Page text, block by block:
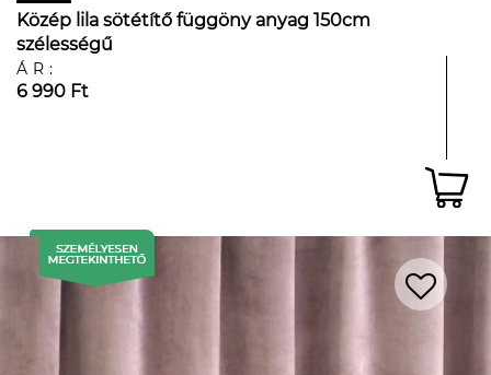
Közép lila sötétítő függöny anyag 150cm
szélességű
ÁR:
6 990 Ft